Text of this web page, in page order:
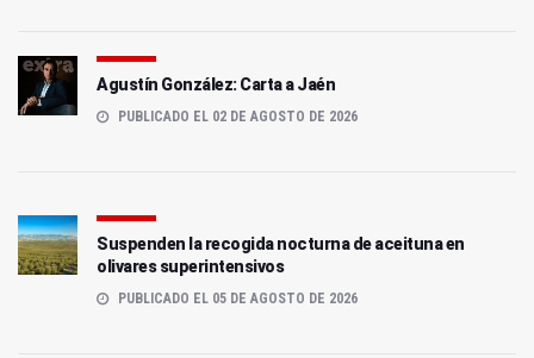
Agustín González: Carta a Jaén
PUBLICADO EL 02 DE AGOSTO DE 2026
Suspenden la recogida nocturna de aceituna en
olivares superintensivos
PUBLICADO EL 05 DE AGOSTO DE 2026